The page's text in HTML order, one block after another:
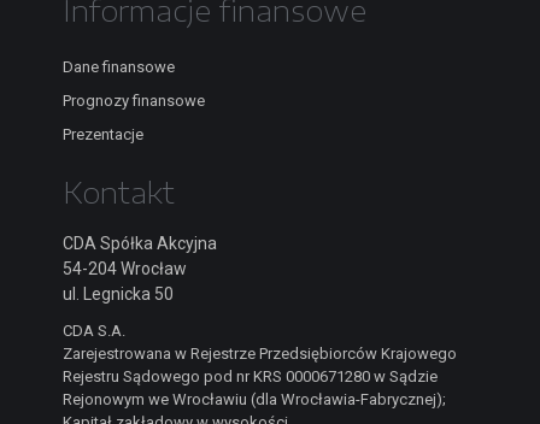
Informacje finansowe
Dane finansowe
Prognozy finansowe
Prezentacje
Kontakt
CDA Spółka Akcyjna
54-204 Wrocław
ul. Legnicka 50
CDA S.A.
Zarejestrowana w Rejestrze Przedsiębiorców Krajowego
Rejestru Sądowego pod nr KRS 0000671280 w Sądzie
Rejonowym we Wrocławiu (dla Wrocławia-Fabrycznej);